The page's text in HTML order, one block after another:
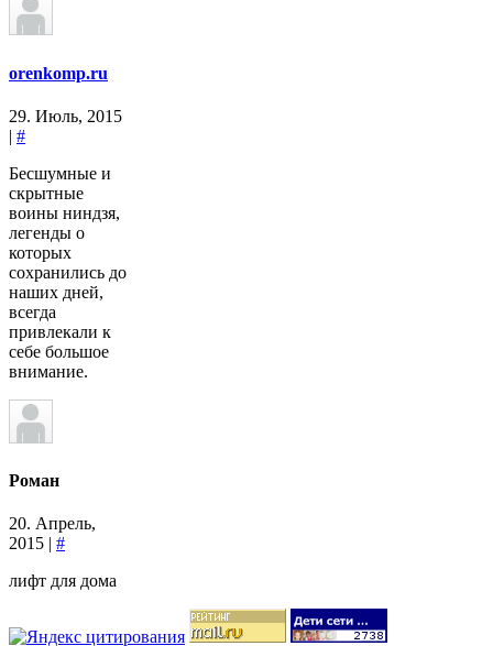
orenkomp.ru
29. Июль, 2015
| #
Бесшумные и
скрытные
воины ниндзя,
легенды о
которых
сохранились до
наших дней,
всегда
привлекали к
себе большое
внимание.
Роман
20. Апрель,
2015 | #
лифт для дома